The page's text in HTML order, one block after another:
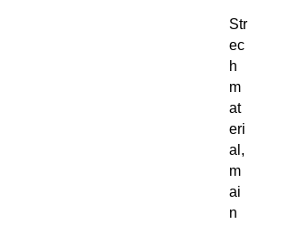
Str
ec
h
m
at
eri
al,
m
ai
n